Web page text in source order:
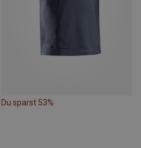
Du sparst 53%